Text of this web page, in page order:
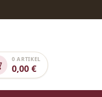
0,00€
0 ARTIKEL